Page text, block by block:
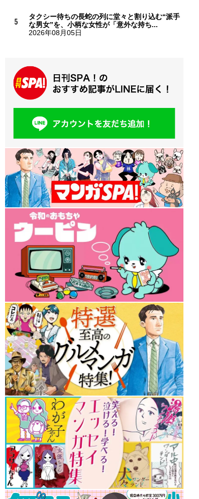
タクシー待ちの長蛇の列に堂々と割り込む“派手
な男女”を、小柄な女性が「意外な持ち...
2026年08月05日